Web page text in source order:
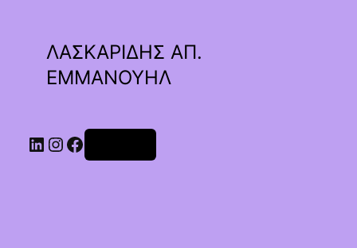
ΛΑΣΚΑΡΙΔΗΣ ΑΠ.
ΕΜΜΑΝΟΥΗΛ
Linkedin
Instagram
Facebook